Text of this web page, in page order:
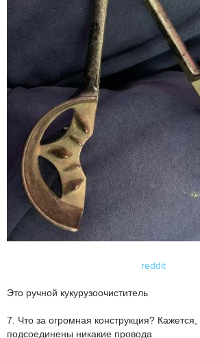
reddit
Это ручной кукурузоочиститель
7. Что за огромная конструкция?
подсоединены никакие провода